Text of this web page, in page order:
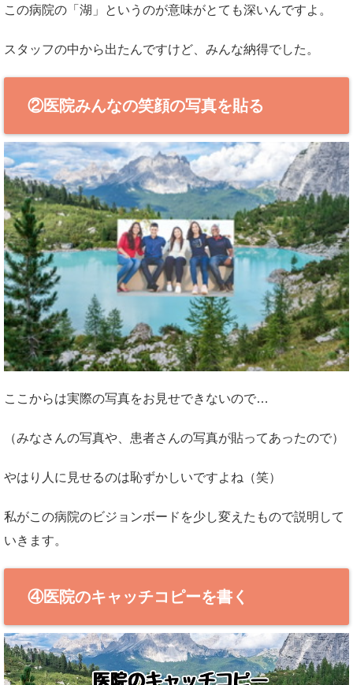
この病院の「湖」というのが意味がとても深いんですよ。
スタッフの中から出たんですけど、みんな納得でした。
②医院みんなの笑顔の写真を貼る
ここからは実際の写真をお見せできないので…
（みなさんの写真や、患者さんの写真が貼ってあったので）
やはり人に見せるのは恥ずかしいですよね（笑）
私がこの病院のビジョンボードを少し変えたもので説明して
いきます。
④医院のキャッチコピーを書く